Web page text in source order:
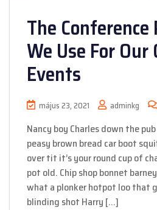
The
We Use For Our
Events
május 23, 2021 adminkg
Nancy boy Charles down the
peasy brown bread car boot
over tit it’s your round cup of
pot old. Chip shop bonnet
what a plonker hotpot loo that
blinding shot Harry […]